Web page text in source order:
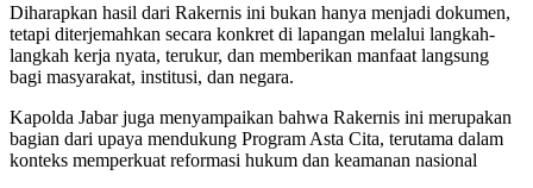
Diharapkan hasil dari Rakernis ini bukan hanya menjadi dokumen,
tetapi diterjemahkan secara konkret di lapangan melalui langkah-
langkah kerja nyata, terukur, dan memberikan manfaat langsung
bagi masyarakat, institusi, dan negara.
Kapolda Jabar juga menyampaikan bahwa Rakernis ini merupakan
bagian dari upaya mendukung Program Asta Cita, terutama dalam
konteks memperkuat reformasi hukum dan keamanan nasional